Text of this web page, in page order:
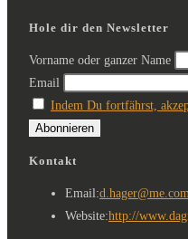
Hole dir den Newsletter
Vorname oder ganzer Name
Email
Indem Du fortfährst,
Kontakt
Email:
Website:http://